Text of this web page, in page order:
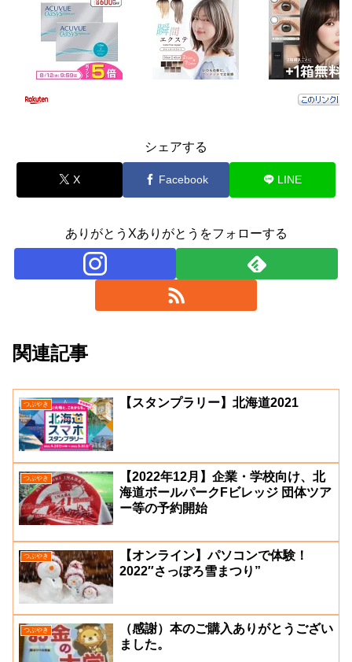
シェアする
X Facebook LINE
ありがとうXありがとうをフォローする
関連記事
つぶやき 【スタンプラリー】北海道2021
つぶやき
【2022年12月】企業・学校向け、北
海道ボールパークFビレッジ 団体ツア
ー等の予約開始
つぶやき
【オンライン】パソコンで体験！
2022″さっぽろ雪まつり”
つぶやき
（感謝）本のご購入ありがとうござい
ました。